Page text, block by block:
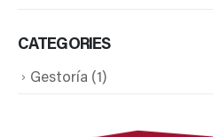
CATEGORIES
Gestoría (1)